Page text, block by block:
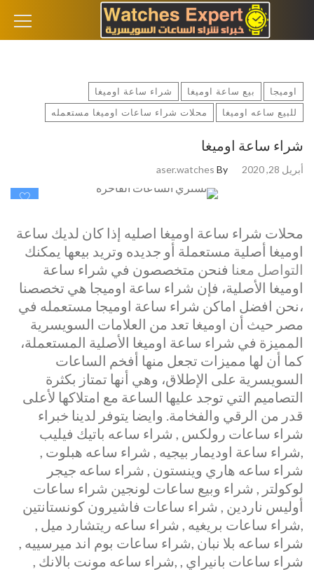
اوميجا بيع ساعة اوميغا
شراء ساعة اوميغا
للبيع ساعه اوميغا
محلات شراء ساعات اوميغا مستعمله
شراء ساعة اوميغا
أبريل 28, 2020 By
aser.watches
محلات شراء ساعة اوميغا اصليه إذا كان لديك ساعة
اوميغا أصلية مستعملة أو جديده وتريد بيعها يمكنك
التواصل معنا فنحن متخصصون في شراء ساعة
اوميغا الأصلية، فإن شراء ساعة اوميجا هي تخصصنا
،نحن افضل اماكن شراء ساعة اوميجا مستعمله في
مصر حيث أن اوميغا تعد من العلامات السويسرية
المميزة في شراء ساعة اوميغا الأصلية المستعملة،
كما أن لها مميزات تجعل منها أفخم الساعات
السويسرية على الإطلاق، وهي أنها تمتاز بكثرة
التصاميم التي توجد عليها الساعة مع امتلاكها لأعلى
قدر من الرقي والفخامة. وايضا يتوفر لدينا خبراء
شراء ساعات رولكس , شراء ساعه باتيك فيليب
,شراء ساعة اوديمار بيجيه , شراء ساعه هبلوت ,
شراء ساعه هاري وينستون , شراء ساعه جيجر
لوكولتر , شراء وبيع ساعات لونجين شراء ساعات
أوليس ناردين , شراء ساعات فاشيرون كونستانتين
,شراء ساعات بريغيه , شراء ساعه ريتشارد ميل ,
شراء ساعه بلا نبان ,شراء ساعات بوم اند ميرسييه ,
شراء ساعات بانيراي , ,شراء ساعه مونت بالانك ,